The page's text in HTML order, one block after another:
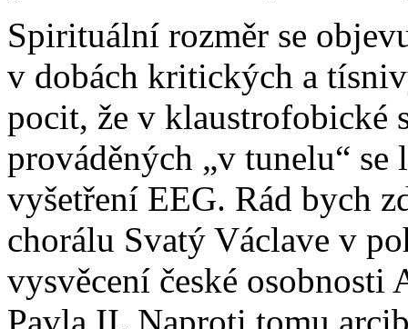
Spirituální rozměr se
v dobách kritických a
pocit, že v klaustrofobické
prováděných „v tunelu“
vyšetření EEG. Rád bych
chorálu Svatý Václave v
vysvěcení české osobnosti
Pavla II. Naproti tomu